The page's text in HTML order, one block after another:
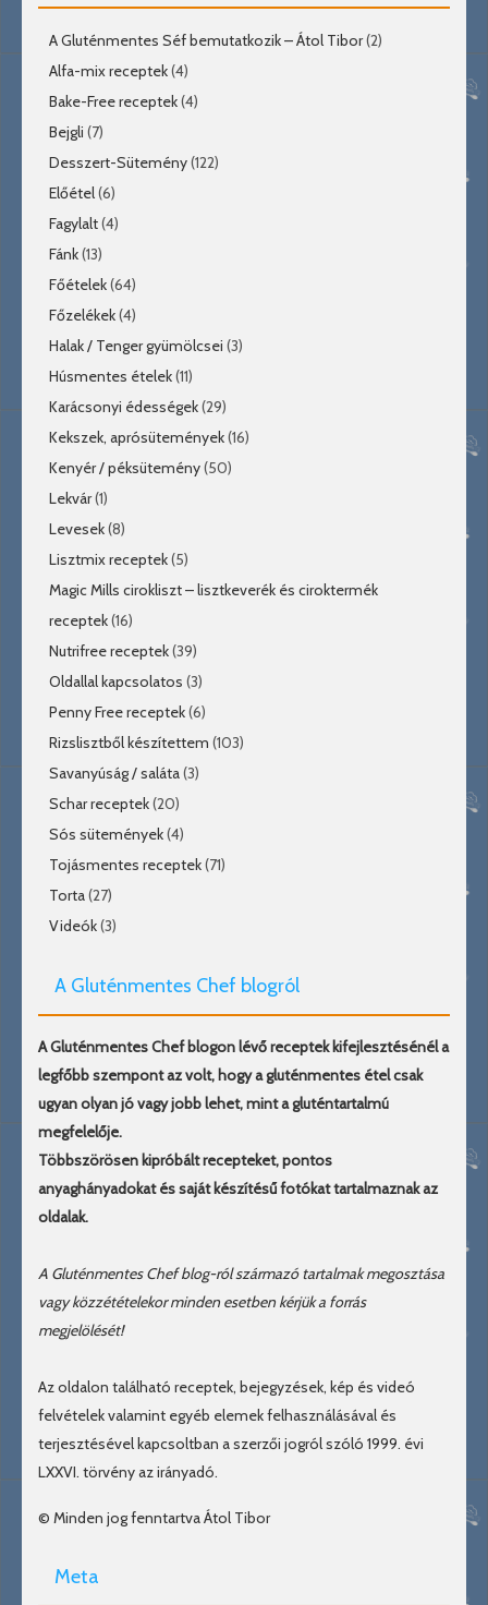
A Gluténmentes Séf bemutatkozik – Átol Tibor(2)
Alfa-mix receptek(4)
Bake-Free receptek(4)
Bejgli (7)
Desszert-Sütemény(122)
Előétel(6)
Fagylalt(4)
Fánk(13)
Főételek(64)
Főzelékek(4)
Halak / Tenger gyümölcsei (3)
Húsmentes ételek(11)
Karácsonyi édességek(29)
Kekszek, aprósütemények(16)
Kenyér / péksütemény(50)
Lekvár(1)
Levesek(8)
Lisztmix receptek(5)
Magic Mills cirokliszt – lisztkeverék és ciroktermék
receptek(16)
Nutrifree receptek(39)
Oldallal kapcsolatos (3)
Penny Free receptek(6)
Rizslisztből készítettem (103)
Savanyúság / saláta(3)
Schar receptek(20)
Sós sütemények(4)
Tojásmentes receptek(71)
Torta(27)
Videók(3)
A Gluténmentes Chef blogról
A Gluténmentes Chef blogon lévő receptek kifejlesztésénél a
legfőbb szempont az volt, hogy a gluténmentes étel csak
ugyan olyan jó vagy jobb lehet, mint a gluténtartalmú
megfelelője.
Többszörösen kipróbált recepteket, pontos
anyaghányadokat és saját készítésű fotókat tartalmaznak az
oldalak.
A Gluténmentes Chef blog-ról származó tartalmak megosztása
vagy közzétételekor minden esetben kérjük a forrás
megjelölését!
Az oldalon található receptek, bejegyzések, kép és videó
felvételek valamint egyéb elemek felhasználásával és
terjesztésével kapcsoltban a szerzői jogról szóló 1999. évi
LXXVI. törvény az irányadó.
© Minden jog fenntartva Átol Tibor
Meta